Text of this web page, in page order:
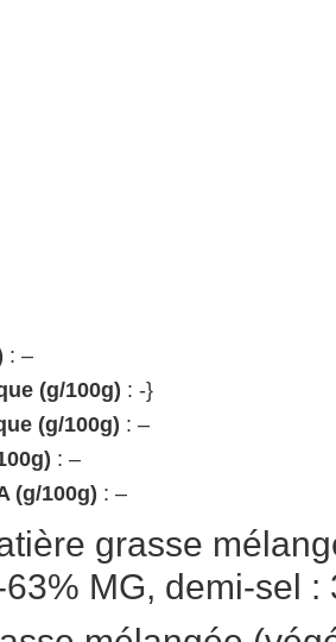
: –
(g/100g) : -}
(g/100g) : –
: –
(g/100g) : –
grasse
MG, demi-sel :